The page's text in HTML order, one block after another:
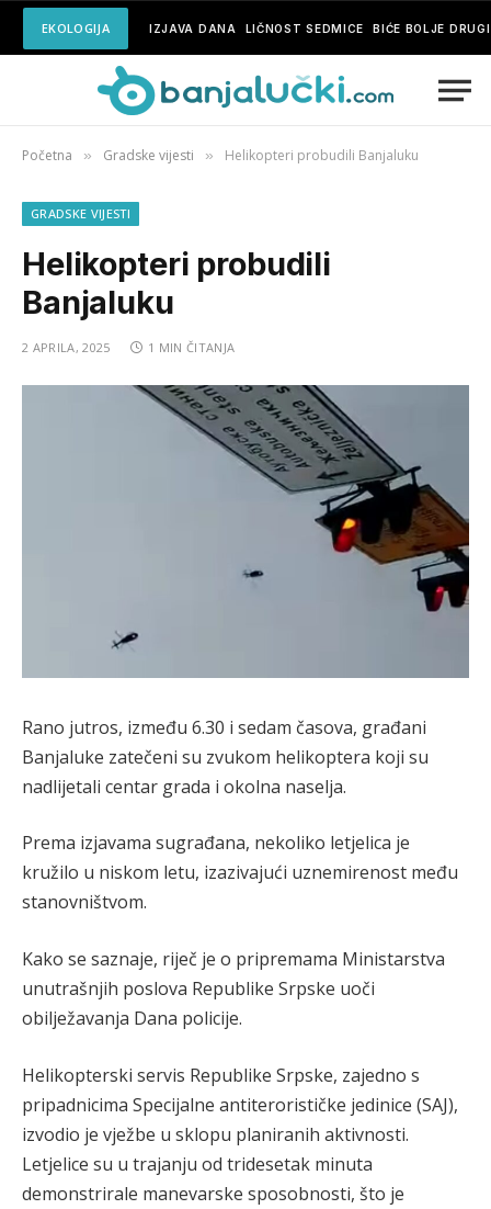
EKOLOGIJA IZJAVA DANA LIČNOST SEDMICE BIĆE BOLJE
Početna » Gradske vijesti » Helikopteri probudili Banjaluku
GRADSKE VIJESTI
Helikopteri probudili
Banjaluku
2 APRILA, 2025 1 MIN ČITANJA
Rano jutros, između 6.30 i sedam časova, građani
Banjaluke zatečeni su zvukom helikoptera koji su
nadlijetali centar grada i okolna naselja.
Prema izjavama sugrađana, nekoliko letjelica je
kružilo u niskom letu, izazivajući uznemirenost među
stanovništvom.
Kako se saznaje, riječ je o pripremama Ministarstva
unutrašnjih poslova Republike Srpske uoči
obilježavanja Dana policije.
Helikopterski servis Republike Srpske, zajedno s
pripadnicima Specijalne antiterorističke jedinice (SAJ),
izvodio je vježbe u sklopu planiranih aktivnosti.
Letjelice su u trajanju od tridesetak minuta
demonstrirale manevarske sposobnosti, što je